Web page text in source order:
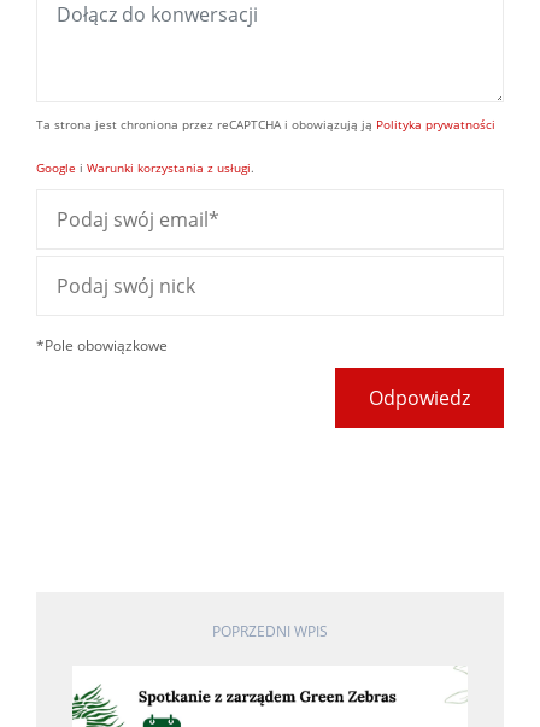
Ta strona jest chroniona przez reCAPTCHA i obowiązują ją Polityka prywatności
Google i Warunki korzystania z usługi.
*Pole obowiązkowe
Odpowiedz
POPRZEDNI WPIS